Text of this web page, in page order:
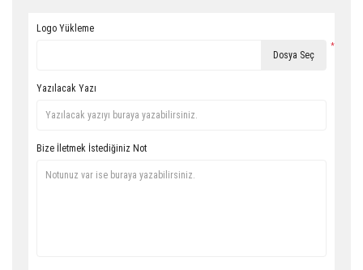
Logo Yükleme
Dosya Seç
*
Yazılacak Yazı
Bize İletmek İstediğiniz Not